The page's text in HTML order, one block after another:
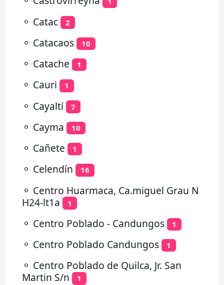
⚬ Catac 2
⚬ Catacaos 10
⚬ Catache 1
⚬ Cauri 1
⚬ Cayaltí 7
⚬ Cayma 10
⚬ Cañete 1
⚬ Celendín 16
⚬ Centro Huarmaca, Ca.miguel Grau N
H24-lt1a
1
⚬ Centro Poblado - Candungos 1
⚬ Centro Poblado Candungos 1
⚬ Centro Poblado de Quilca, Jr. San
Martin S/n
1